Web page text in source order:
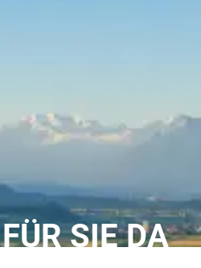
SIE DA